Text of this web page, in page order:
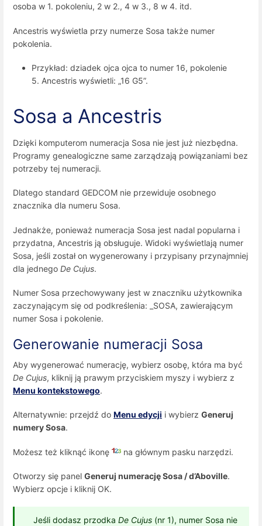
osoba w 1. pokoleniu, 2 w 2., 4 w 3., 8 w 4. itd.
Ancestris wyświetla przy numerze Sosa także numer
pokolenia.
Przykład: dziadek ojca ojca to numer 16, pokolenie
5. Ancestris wyświetli: „16 G5”.
Sosa a Ancestris
Dzięki komputerom numeracja Sosa nie jest już niezbędna.
Programy genealogiczne same zarządzają powiązaniami bez
potrzeby tej numeracji.
Dlatego standard GEDCOM nie przewiduje osobnego
znacznika dla numeru Sosa.
Jednakże, ponieważ numeracja Sosa jest nadal popularna i
przydatna, Ancestris ją obsługuje. Widoki wyświetlają numer
Sosa, jeśli został on wygenerowany i przypisany przynajmniej
dla jednego De Cujus.
Numer Sosa przechowywany jest w znaczniku użytkownika
zaczynającym się od podkreślenia: _SOSA, zawierającym
numer Sosa i pokolenie.
Generowanie numeracji Sosa
Aby wygenerować numerację, wybierz osobę, która ma być
De Cujus, kliknij ją prawym przyciskiem myszy i wybierz z
Menu kontekstowego.
Alternatywnie: przejdź do Menu edycji i wybierz Generuj
numery Sosa.
Możesz też kliknąć ikonę na głównym pasku narzędzi.
Otworzy się panel Generuj numerację Sosa / d’Aboville.
Wybierz opcje i kliknij OK.
Jeśli dodasz przodka De Cujus (nr 1), numer Sosa nie